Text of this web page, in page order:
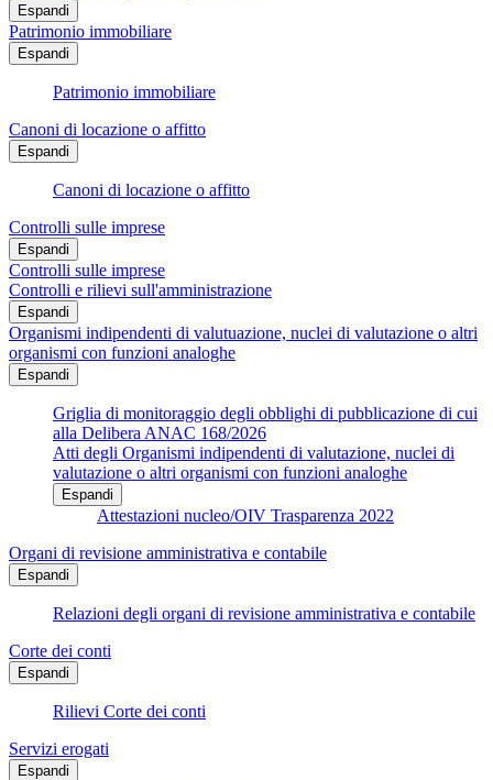
Espandi
Patrimonio immobiliare
Espandi
Patrimonio immobiliare
Canoni di locazione o affitto
Espandi
Canoni di locazione o affitto
Controlli sulle imprese
Espandi
Controlli sulle imprese
Controlli e rilievi sull'amministrazione
Espandi
Organismi indipendenti di valutuazione, nuclei di valutazione o altri
organismi con funzioni analoghe
Espandi
Griglia di monitoraggio degli obblighi di pubblicazione di cui
alla Delibera ANAC 168/2026
Atti degli Organismi indipendenti di valutazione, nuclei di
valutazione o altri organismi con funzioni analoghe
Espandi
Attestazioni nucleo/OIV Trasparenza 2022
Organi di revisione amministrativa e contabile
Espandi
Relazioni degli organi di revisione amministrativa e contabile
Corte dei conti
Espandi
Rilievi Corte dei conti
Servizi erogati
Espandi